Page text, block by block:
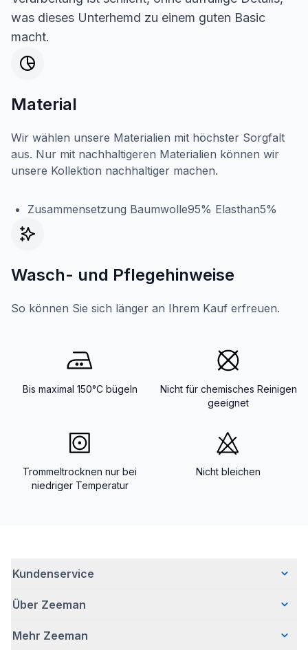
was dieses Unterhemd zu einem guten Basic
macht.
Material
Wir wählen unsere Materialien mit höchster Sorgfalt
aus. Nur mit nachhaltigeren Materialien können wir
unsere Kollektion nachhaltiger machen.
Zusammensetzung Baumwolle95% Elasthan5%
Wasch- und Pflegehinweise
So können Sie sich länger an Ihrem Kauf erfreuen.
Bis maximal 150°C bügeln
Nicht für chemisches Reinigen
geeignet
Trommeltrocknen nur bei
niedriger Temperatur
Nicht bleichen
Kundenservice
Häufig gestellte Fragen
Lieferung
Über Zeeman
Wer wir sind
Mehr Zeeman